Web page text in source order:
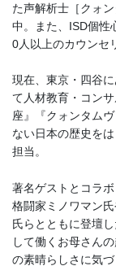
た声解析士［クォ
中。また、ISD個性
0人以上のカウンセ
現在、東京・四谷
て人材教育・コン
座』『クォンタム
ない日本の歴史を
担当。
著名ゲストとコラ
格闘家ミノワマン
氏らとともに登壇
して働くお母さん
の素晴らしさに気